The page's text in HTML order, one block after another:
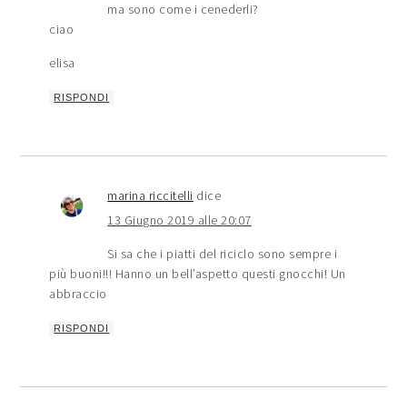
ma sono come i cenederli?
ciao
elisa
RISPONDI
marina riccitelli dice
13 Giugno 2019 alle 20:07
Si sa che i piatti del riciclo sono sempre i
più buoni!!! Hanno un bell’aspetto questi gnocchi! Un
abbraccio
RISPONDI